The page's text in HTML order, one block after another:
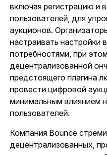
включая регистрацию и
пользователей, для
аукционов.
настраивать настройки
потребностями, при
децентрализованной
предстоящего плагина
провести цифровой
минимальным влиянием
пользователей.
Компания Bounce
децентрализованных,